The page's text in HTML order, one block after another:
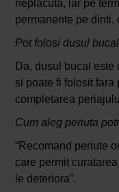
neplacuta, iar pe
permanente pe dinti,
Pot folosi dusul
Da, dusul bucal
si poate fi folosit
completarea
Cum aleg periuta
“Recomand periute
care permit
le deteriora”.